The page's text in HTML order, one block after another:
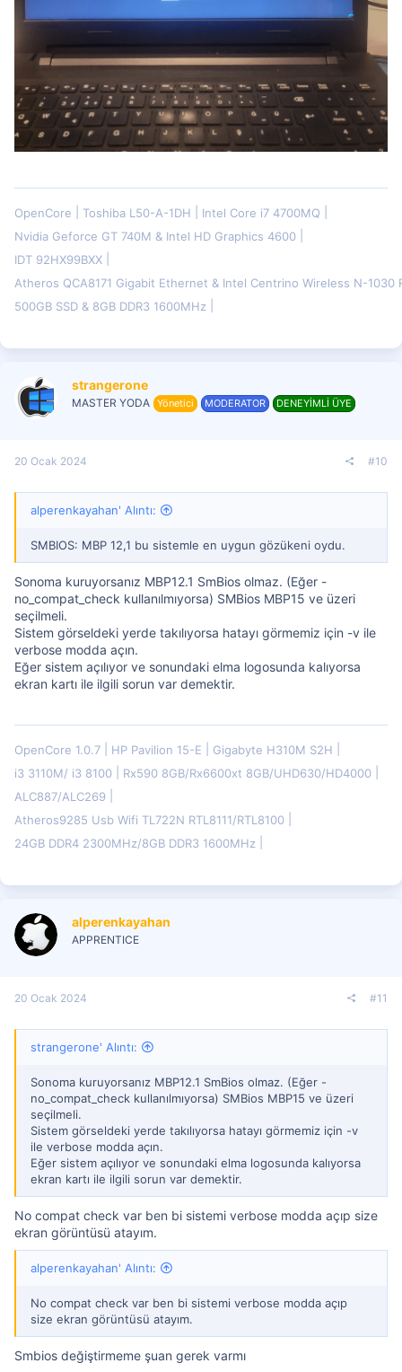
OpenCore Toshiba L50-A-1DH
Intel Core i7 4700MQ
Nvidia Geforce GT 740M & Intel HD Graphics 4600
IDT 92HX99BXX
Atheros QCA8171 Gigabit Ethernet & Intel Centrino Wireless N-1030
500GB SSD & 8GB DDR3 1600MHz
strangerone
MASTER YODA Yönetici MODERATOR DENEYİMLİ ÜYE
20 Ocak 2024 #10
alperenkayahan' Alıntı:
SMBIOS: MBP 12,1 bu sistemle en uygun gözükeni oydu.
Sonoma kuruyorsanız MBP12.1 SmBios olmaz. (Eğer -
no_compat_check kullanılmıyorsa) SMBios MBP15 ve üzeri
seçilmeli.
Sistem görseldeki yerde takılıyorsa hatayı görmemiz için -v ile
verbose modda açın.
Eğer sistem açılıyor ve sonundaki elma logosunda kalıyorsa
ekran kartı ile ilgili sorun var demektir.
OpenCore 1.0.7 HP Pavilion 15-E
Gigabyte H310M S2H
i3 3110M/ i3 8100
Rx590 8GB/Rx6600xt 8GB/UHD630/HD4000
ALC887/ALC269
Atheros9285 Usb Wifi TL722N RTL8111/RTL8100
24GB DDR4 2300MHz/8GB DDR3 1600MHz
alperenkayahan
APPRENTICE
20 Ocak 2024 #11
strangerone' Alıntı:
Sonoma kuruyorsanız MBP12.1 SmBios olmaz. (Eğer -
no_compat_check kullanılmıyorsa) SMBios MBP15 ve üzeri
seçilmeli.
Sistem görseldeki yerde takılıyorsa hatayı görmemiz için -v
ile verbose modda açın.
Eğer sistem açılıyor ve sonundaki elma logosunda kalıyorsa
ekran kartı ile ilgili sorun var demektir.
No compat check var ben bi sistemi verbose modda açıp size
ekran görüntüsü atayım.
alperenkayahan' Alıntı:
No compat check var ben bi sistemi verbose modda açıp
size ekran görüntüsü atayım.
Smbios değiştirmeme şuan gerek varmı